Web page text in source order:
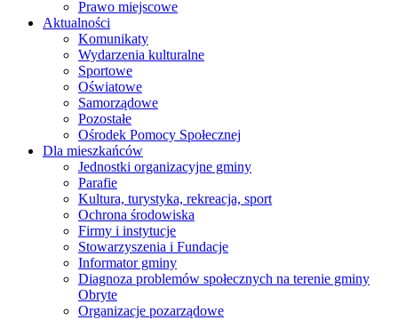
Prawo miejscowe
Aktualności
Komunikaty
Wydarzenia kulturalne
Sportowe
Oświatowe
Samorządowe
Pozostałe
Ośrodek Pomocy Społecznej
Dla mieszkańców
Jednostki organizacyjne gminy
Parafie
Kultura, turystyka, rekreacja, sport
Ochrona środowiska
Firmy i instytucje
Stowarzyszenia i Fundacje
Informator gminy
Diagnoza problemów społecznych na terenie gminy
Obryte
Organizacje pozarządowe